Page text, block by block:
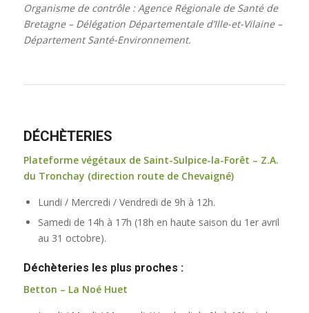
Organisme de contrôle : Agence Régionale de Santé de
Bretagne – Délégation Départementale d’Ille-et-Vilaine –
Département Santé-Environnement.
DÉCHÈTERIES
Plateforme végétaux de Saint-Sulpice-la-Forêt – Z.A.
du Tronchay (direction route de Chevaigné)
Lundi / Mercredi / Vendredi de 9h à 12h.
Samedi de 14h à 17h (18h en haute saison du 1er avril
au 31 octobre).
Déchèteries les plus proches :
Betton – La Noé Huet